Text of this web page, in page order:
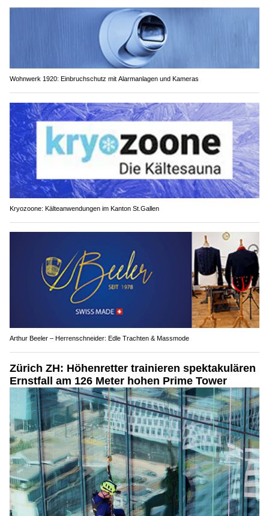
Wohnwerk 1920: Einbruchschutz mit Alarmanlagen und Kameras
Kryozoone: Kälteanwendungen im Kanton St.Gallen
Arthur Beeler – Herrenschneider: Edle Trachten & Massmode
Zürich ZH: Höhenretter trainieren spektakulären
Ernstfall am 126 Meter hohen Prime Tower